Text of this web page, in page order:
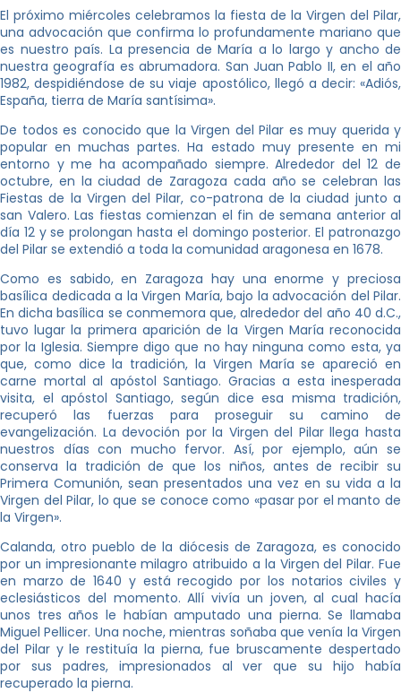
El próximo miércoles celebramos la fiesta de la Virgen del Pilar,
una advocación que confirma lo profundamente mariano que
es nuestro país. La presencia de María a lo largo y ancho de
nuestra geografía es abrumadora. San Juan Pablo II, en el año
1982, despidiéndose de su viaje apostólico, llegó a decir: «Adiós,
España, tierra de María santísima».
De todos es conocido que la Virgen del Pilar es muy querida y
popular en muchas partes. Ha estado muy presente en mi
entorno y me ha acompañado siempre. Alrededor del 12 de
octubre, en la ciudad de Zaragoza cada año se celebran las
Fiestas de la Virgen del Pilar, co-patrona de la ciudad junto a
san Valero. Las fiestas comienzan el fin de semana anterior al
día 12 y se prolongan hasta el domingo posterior. El patronazgo
del Pilar se extendió a toda la comunidad aragonesa en 1678.
Como es sabido, en Zaragoza hay una enorme y preciosa
basílica dedicada a la Virgen María, bajo la advocación del Pilar.
En dicha basílica se conmemora que, alrededor del año 40 d.C.,
tuvo lugar la primera aparición de la Virgen María reconocida
por la Iglesia. Siempre digo que no hay ninguna como esta, ya
que, como dice la tradición, la Virgen María se apareció en
carne mortal al apóstol Santiago. Gracias a esta inesperada
visita, el apóstol Santiago, según dice esa misma tradición,
recuperó las fuerzas para proseguir su camino de
evangelización. La devoción por la Virgen del Pilar llega hasta
nuestros días con mucho fervor. Así, por ejemplo, aún se
conserva la tradición de que los niños, antes de recibir su
Primera Comunión, sean presentados una vez en su vida a la
Virgen del Pilar, lo que se conoce como «pasar por el manto de
la Virgen».
Calanda, otro pueblo de la diócesis de Zaragoza, es conocido
por un impresionante milagro atribuido a la Virgen del Pilar. Fue
en marzo de 1640 y está recogido por los notarios civiles y
eclesiásticos del momento. Allí vivía un joven, al cual hacía
unos tres años le habían amputado una pierna. Se llamaba
Miguel Pellicer. Una noche, mientras soñaba que venía la Virgen
del Pilar y le restituía la pierna, fue bruscamente despertado
por sus padres, impresionados al ver que su hijo había
recuperado la pierna.